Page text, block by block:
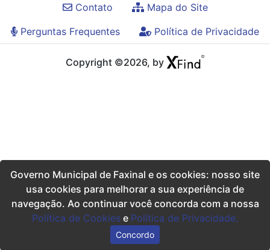
Contato
Mapa do Site
Perguntas Frequentes
Política de Privacidade
Copyright ©2026, by
Governo Municipal de Faxinal e os cookies: nosso site
usa cookies para melhorar a sua experiência de
navegação. Ao continuar você concorda com a nossa
Política de Cookies e Política de Privacidade.
Concordo